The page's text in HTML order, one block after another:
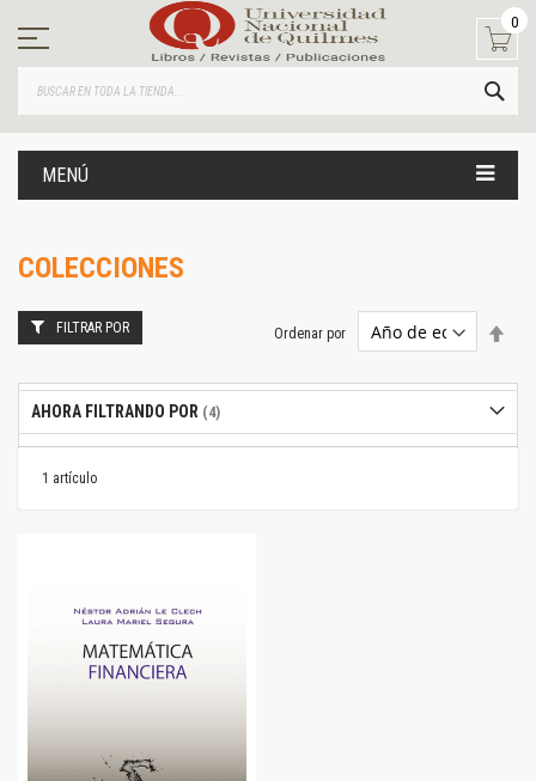
contenido
0
MENÚ
COLECCIONES
1 artículo
Ordenar por
FILTRAR POR
AHORA FILTRANDO POR